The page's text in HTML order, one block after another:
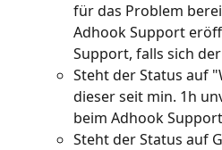
für das Problem
Adhook Support
Support, falls sich
Steht der Status auf
dieser seit min. 1h
beim Adhook
Steht der Status auf